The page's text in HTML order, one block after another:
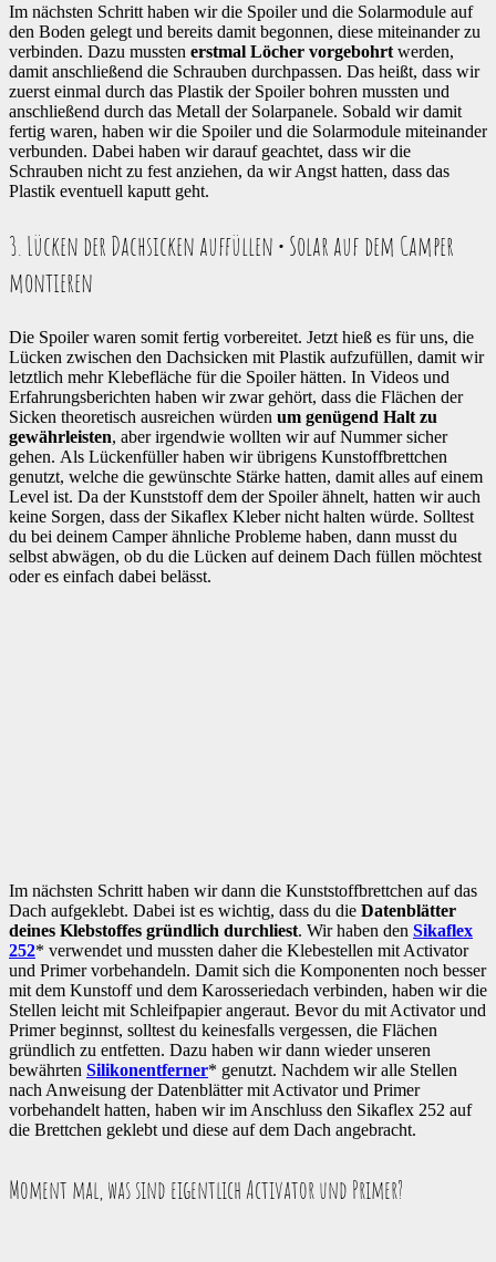
Im nächsten Schritt haben wir die Spoiler und die Solarmodule auf
den Boden gelegt und bereits damit begonnen, diese miteinander zu
verbinden. Dazu mussten erstmal Löcher vorgebohrt werden,
damit anschließend die Schrauben durchpassen. Das heißt, dass wir
zuerst einmal durch das Plastik der Spoiler bohren mussten und
anschließend durch das Metall der Solarpanele. Sobald wir damit
fertig waren, haben wir die Spoiler und die Solarmodule miteinander
verbunden. Dabei haben wir darauf geachtet, dass wir die
Schrauben nicht zu fest anziehen, da wir Angst hatten, dass das
Plastik eventuell kaputt geht.
3. Lücken der Dachsicken auffüllen • Solar auf dem Camper
montieren
Die Spoiler waren somit fertig vorbereitet. Jetzt hieß es für uns, die
Lücken zwischen den Dachsicken mit Plastik aufzufüllen, damit wir
letztlich mehr Klebefläche für die Spoiler hätten. In Videos und
Erfahrungsberichten haben wir zwar gehört, dass die Flächen der
Sicken theoretisch ausreichen würden um genügend Halt zu
gewährleisten, aber irgendwie wollten wir auf Nummer sicher
gehen. Als Lückenfüller haben wir übrigens Kunstoffbrettchen
genutzt, welche die gewünschte Stärke hatten, damit alles auf einem
Level ist. Da der Kunststoff dem der Spoiler ähnelt, hatten wir auch
keine Sorgen, dass der Sikaflex Kleber nicht halten würde. Solltest
du bei deinem Camper ähnliche Probleme haben, dann musst du
selbst abwägen, ob du die Lücken auf deinem Dach füllen möchtest
oder es einfach dabei belässt.
Im nächsten Schritt haben wir dann die Kunststoffbrettchen auf das
Dach aufgeklebt. Dabei ist es wichtig, dass du die Datenblätter
deines Klebstoffes gründlich durchliest. Wir haben den Sikaflex
252* verwendet und mussten daher die Klebestellen mit Activator
und Primer vorbehandeln. Damit sich die Komponenten noch besser
mit dem Kunstoff und dem Karosseriedach verbinden, haben wir die
Stellen leicht mit Schleifpapier angeraut. Bevor du mit Activator und
Primer beginnst, solltest du keinesfalls vergessen, die Flächen
gründlich zu entfetten. Dazu haben wir dann wieder unseren
bewährten Silikonentferner* genutzt. Nachdem wir alle Stellen
nach Anweisung der Datenblätter mit Activator und Primer
vorbehandelt hatten, haben wir im Anschluss den Sikaflex 252 auf
die Brettchen geklebt und diese auf dem Dach angebracht.
Moment mal, was sind eigentlich Activator und Primer?